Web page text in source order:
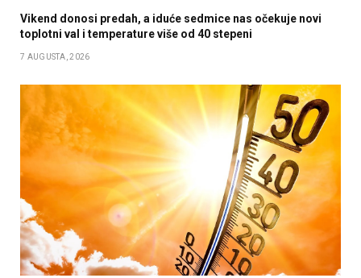
Vikend donosi predah, a iduće sedmice nas očekuje novi
toplotni val i temperature više od 40 stepeni
7 AUGUSTA, 2026